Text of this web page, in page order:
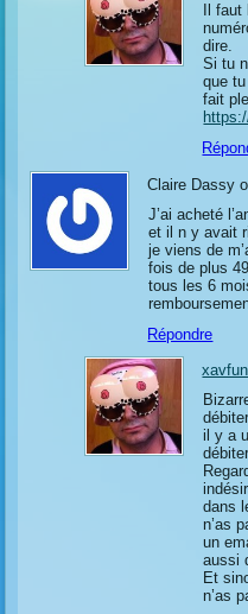
Il
dire.
Si tu
que
fait
Claire Dassy
J’ai acheté
et il n y avait
je viens de
fois de plus
tous les 6
Répondre
xavfun
il y a
dans
n’as
un
aussi
Et
n’as